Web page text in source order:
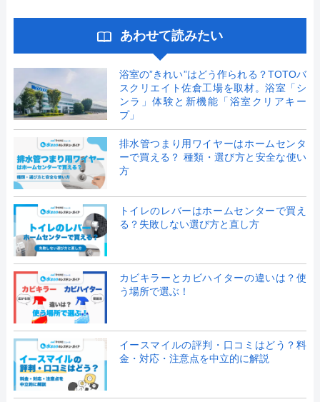
あわせて読みたい
浴室の”きれい”はどう作られる？TOTOバ
スクリエイト佐倉工場を取材。浴室「シ
ンラ」体験と新機能「浴室クリアキー
プ」
排水管つまり用ワイヤーはホームセンタ
ーで買える？ 種類・選び方と安全な使い
方
トイレのレバーはホームセンターで買え
る？失敗しない選び方と直し方
カビキラーとカビハイターの違いは？使
う場所で選ぶ！
イースマイルの評判・口コミはどう？料
金・対応・注意点を中立的に解説